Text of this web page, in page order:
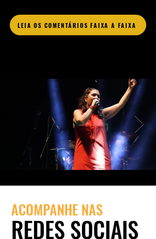
LEIA OS COMENTÁRIOS FAIXA A FAIXA
REDES SOCIAIS
ACOMPANHE NAS